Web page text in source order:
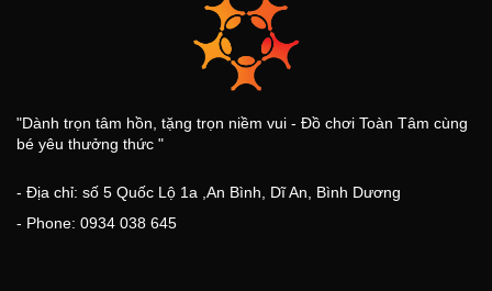
"Dành trọn tâm hồn, tặng trọn niềm vui - Đồ chơi Toàn Tâm cùng
bé yêu thưởng thức "
- Địa chỉ: số 5 Quốc Lộ 1a ,An Bình, Dĩ An, Bình Dương
- Phone: 0934 038 645